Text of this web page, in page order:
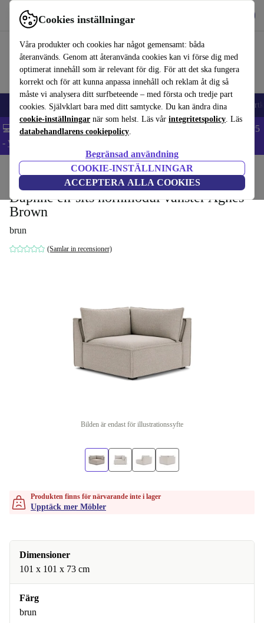
Cookies inställningar
Våra produkter och cookies har något gemensamt: båda
återanvänds. Genom att återanvända cookies kan vi förse dig med
optimerat innehåll som är relevant för dig. För att det ska fungera
korrekt och för att kunna anpassa innehåll och reklam åt dig så
måste vi analysera ditt surfbeteende – med första och tredje part
cookies. Självklart bara med ditt samtycke. Du kan ändra dina
cookie-inställningar när som helst. Läs vår integritetspolicy. Läs
databehandlarens cookiepolicy.
Begränsad användning
COOKIE-INSTÄLLNINGAR
ACCEPTERA ALLA COOKIES
Använd refurbed snabbt och enkelt
🎒 Back to school Mobiltelefoner Bärbara datorer Surfplattor
💻 Extra 5% rabatt på alla MacBooks och laptops - Code: LAPTOP5
- Villkor
Hushåll Möbler
Daphne en-sits hörnmodul vänster Agnes
Brown
brun
(Samlar in recensioner)
Bilden är endast för illustrationssyfte
Produkten finns för närvarande inte i lager
Upptäck mer Möbler
Dimensioner
101 x 101 x 73 cm
Färg
brun